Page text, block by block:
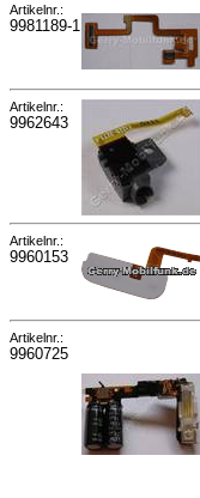
Artikelnr.:
9981189-1
Artikelnr.:
9962643
Artikelnr.:
9960153
Artikelnr.:
9960725